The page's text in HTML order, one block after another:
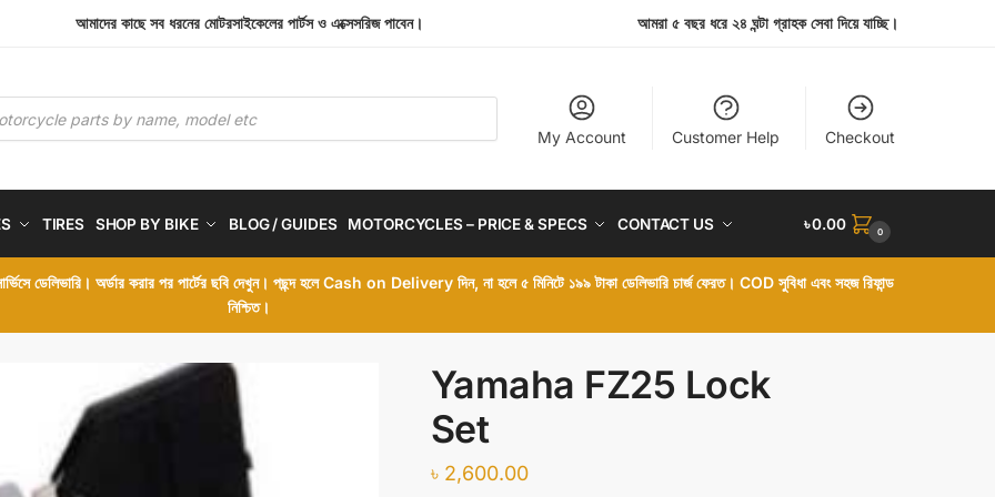
আমাদের কাছে সব ধরনের মোটরসাইকেলের পার্টস ও এক্সেসরিজ পাবেন। আমরা ৫ বছর ধরে ২৪ ঘন্টা গ্রাহক সেবা দিয়ে যাচ্ছি।
My Account Customer Help Checkout
TIRES SHOP BY BIKE BLOG / GUIDES MOTORCYCLES – PRICE & SPECS CONTACT US ৳0.00 0
ডেলিভারি। অর্ডার করার পর পার্টের ছবি দেখুন। পছন্দ হলে Cash on Delivery দিন, না হলে ৫ মিনিটে ১৯৯ টাকা ডেলিভারি চার্জ ফেরত। COD সুবিধা এবং সহজ রিফান্ড
নিশ্চিত।
Yamaha FZ25 Lock
Set
৳ 2,600.00